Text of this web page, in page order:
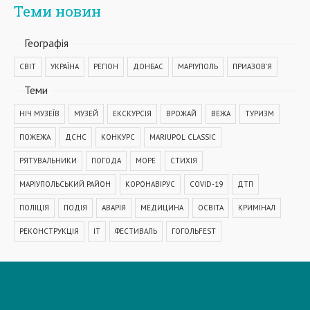
Теми новин
Географiя
СВІТ УКРАЇНА РЕГІОН ДОНБАС МАРІУПОЛЬ ПРИАЗОВ'Я
Теми
НІЧ МУЗЕЇВ МУЗЕЙ ЕКСКУРСІЯ ВРОЖАЙ ВЕЖА ТУРИЗМ
ПОЖЕЖА ДСНС КОНКУРС MARIUPOL CLASSIC
РЯТУВАЛЬНИКИ ПОГОДА МОРЕ СТИХІЯ
МАРІУПОЛЬСЬКИЙ РАЙОН КОРОНАВІРУС COVID-19 ДТП
ПОЛІЦІЯ ПОДІЯ АВАРІЯ МЕДИЦИНА ОСВІТА КРИМІНАЛ
РЕКОНСТРУКЦІЯ IT ФЕСТИВАЛЬ ГОГОЛЬFEST